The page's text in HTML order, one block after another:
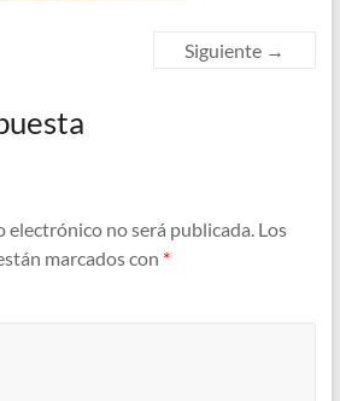
Siguiente →
electrónico no será publicada. Los
marcados con *